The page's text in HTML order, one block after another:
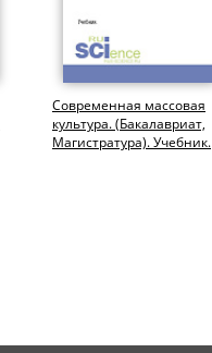
Современная массовая
культура. (Бакалавриат,
Магистратура). Учебник.